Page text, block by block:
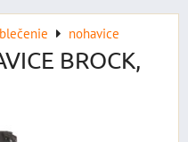
nohavice
BROCK,